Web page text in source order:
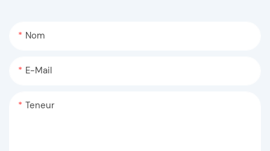
Nom
E-Mail
Teneur